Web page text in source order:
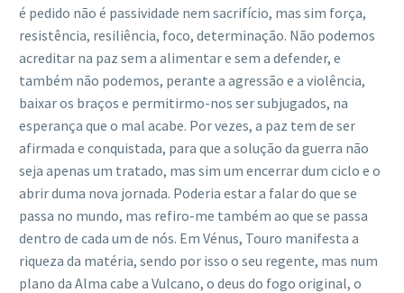
é pedido não é passividade nem sacrifício, mas sim força,
resistência, resiliência, foco, determinação. Não podemos
acreditar na paz sem a alimentar e sem a defender, e
também não podemos, perante a agressão e a violência,
baixar os braços e permitirmo-nos ser subjugados, na
esperança que o mal acabe. Por vezes, a paz tem de ser
afirmada e conquistada, para que a solução da guerra não
seja apenas um tratado, mas sim um encerrar dum ciclo e o
abrir duma nova jornada. Poderia estar a falar do que se
passa no mundo, mas refiro-me também ao que se passa
dentro de cada um de nós. Em Vénus, Touro manifesta a
riqueza da matéria, sendo por isso o seu regente, mas num
plano da Alma cabe a Vulcano, o deus do fogo original, o